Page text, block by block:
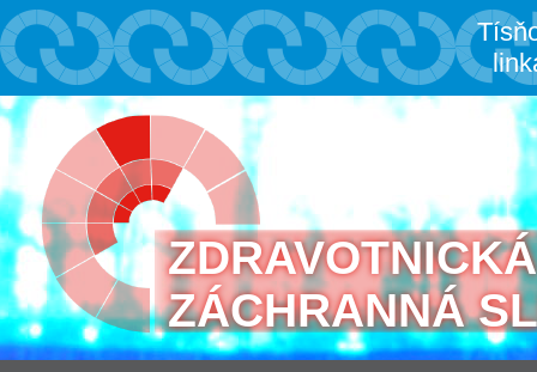
ZDRAVOTNICKÁ
ZÁCHRANNÁ